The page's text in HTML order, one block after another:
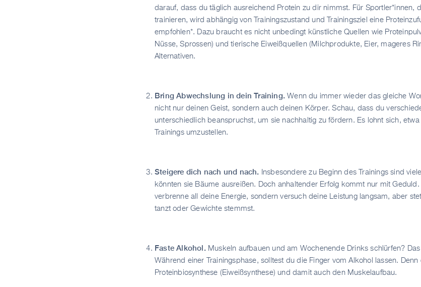
darauf, dass du täglich ausreichend Protein zu dir nimmst. Für Sportler*innen,
trainieren, wird abhängig von Trainingszustand und Trainingsziel eine
empfohlen*. Dazu braucht es nicht unbedingt künstliche Quellen wie
Nüsse, Sprossen) und tierische Eiweißquellen (Milchprodukte, Eier, mageres
Alternativen.
Bring Abwechslung in dein Training. Wenn du immer wieder das gleiche
nicht nur deinen Geist, sondern auch deinen Körper. Schau, dass du
unterschiedlich beanspruchst, um sie nachhaltig zu fördern. Es lohnt sich,
Trainings umzustellen.
Steigere dich nach und nach.
Insbesondere zu Beginn des Trainings sind
könnten sie Bäume ausreißen. Doch anhaltender Erfolg kommt nur mit
verbrenne all deine Energie, sondern versuch deine Leistung langsam, aber
tanzt oder Gewichte stemmst.
Faste Alkohol. Muskeln aufbauen und am Wochenende Drinks schlürfen?
Während einer Trainingsphase, solltest du die Finger vom Alkohol lassen.
Proteinbiosynthese (Eiweißsynthese) und damit auch den Muskelaufbau.